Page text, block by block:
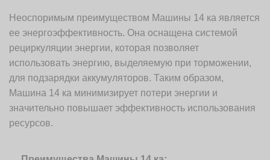
Неоспоримым преимуществом Машины 14 ка является
ее энергоэффективность. Она оснащена системой
рециркуляции энергии, которая позволяет
использовать энергию, выделяемую при торможении,
для подзарядки аккумуляторов. Таким образом,
Машина 14 ка минимизирует потери энергии и
значительно повышает эффективность использования
ресурсов.